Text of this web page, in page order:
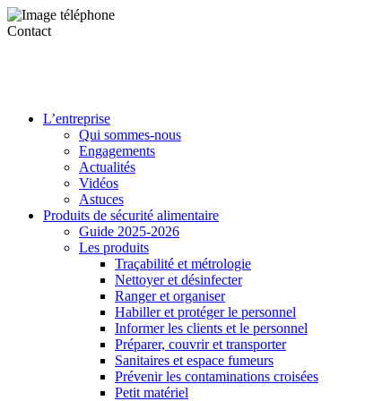
Contact
L’entreprise
Qui sommes-nous
Engagements
Actualités
Vidéos
Astuces
Produits de sécurité alimentaire
Guide 2025-2026
Les produits
Traçabilité et métrologie
Nettoyer et désinfecter
Ranger et organiser
Habiller et protéger le personnel
Informer les clients et le personnel
Préparer, couvrir et transporter
Sanitaires et espace fumeurs
Prévenir les contaminations croisées
Petit matériel